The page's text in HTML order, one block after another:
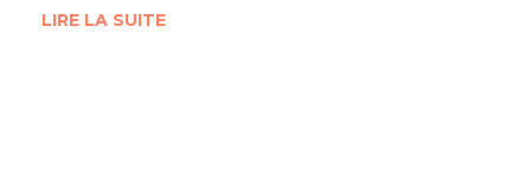
LIRE LA SUITE